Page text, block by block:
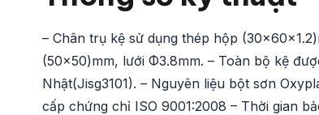
– Chân trụ kệ sử dụng thép hộp
(50×50)mm, lưới Φ3.8mm. – Toàn bộ kệ
Nhật(Jisg3101). – Nguyên liệu bột sơn
cấp chứng chỉ ISO 9001:2008 – Thời gian